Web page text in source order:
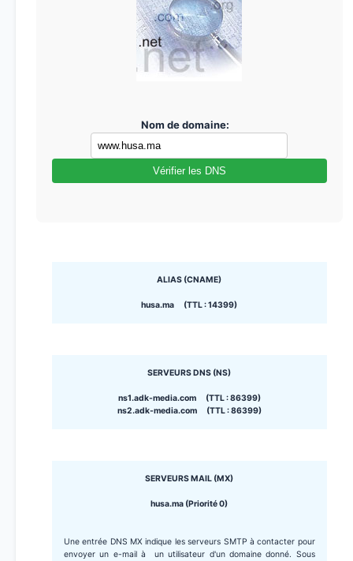
Nom de domaine:
Vérifier les DNS
ALIAS (CNAME)
husa.ma (TTL : 14399)
SERVEURS DNS (NS)
ns1.adk-media.com (TTL : 86399)
ns2.adk-media.com (TTL : 86399)
SERVEURS MAIL (MX)
husa.ma (Priorité 0)
Une entrée DNS MX indique les serveurs SMTP à contacter pour
envoyer un e-mail à un utilisateur d'un domaine donné. Sous